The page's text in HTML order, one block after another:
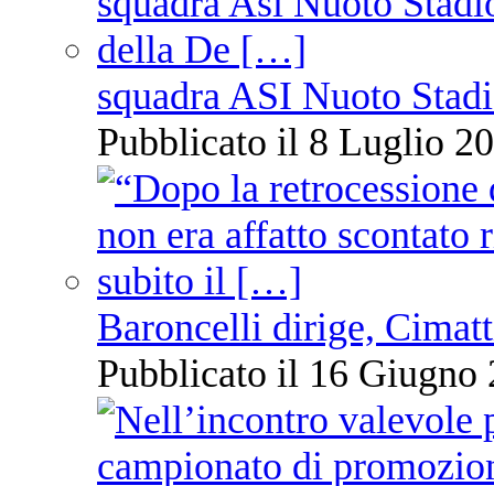
squadra ASI Nuoto
Pubblicato il 8 Luglio
Baroncelli dirige,
Pubblicato il 16 Giugno